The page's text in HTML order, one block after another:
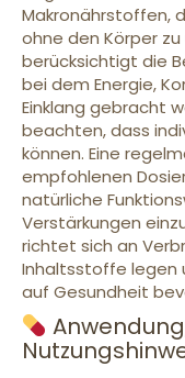
Makronährstoffen,
ohne den Körper
berücksichtigt die
bei dem Energie,
Einklang gebracht
beachten, dass
können. Eine
empfohlenen
natürliche
Verstärkungen
richtet sich an
Inhaltsstoffe legen
auf Gesundheit